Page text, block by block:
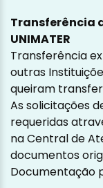
Transferência
UNIMATER
Transferência
outras
queiram
As solicitações
requeridas
na Central de
documentos
Documentação